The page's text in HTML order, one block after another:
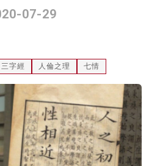
07-29
三字經 人倫之理 七情